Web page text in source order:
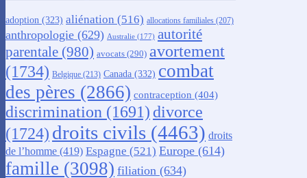
adoption (323) aliénation (516) allocations familiales (207)
anthropologie (629) Australie (177) autorité
parentale (980) avocats (290) avortement
(1734) Belgique (213) Canada (332) combat
des pères (2866) contraception (404)
discrimination (1691) divorce
(1724) droits civils (4463) droits
de l’homme (419) Espagne (521) Europe (614)
famille (3098) filiation (634)